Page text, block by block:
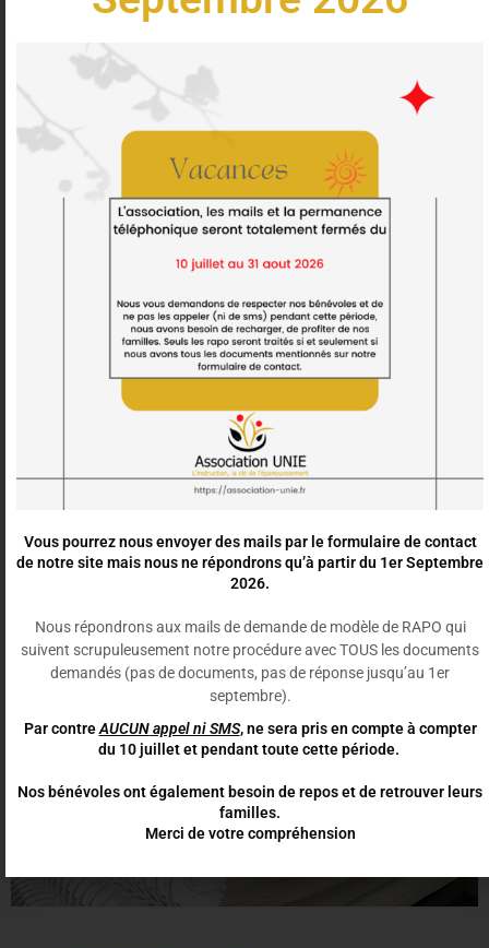
Procédure CADA
Instructions pour monter un dossier CADA Pour plus
d’informations, n’hésitez pas à aller visiter le site de la
CADA Enregistrer
Vous pourrez nous envoyer des mails par le formulaire de contact
de notre site mais nous ne répondrons qu’à partir du 1er Septembre
2026.
Nous répondrons aux mails de demande de modèle de RAPO qui
suivent scrupuleusement notre procédure avec TOUS les documents
demandés (pas de documents, pas de réponse jusqu’au 1er
septembre).
Par contreAUCUNappel ni SMS, ne sera pris en compte à compter
du 10 juillet et pendant toute cette période.
Nos bénévoles ont également besoin de repos et de retrouver leurs
familles.
Merci de votre compréhension